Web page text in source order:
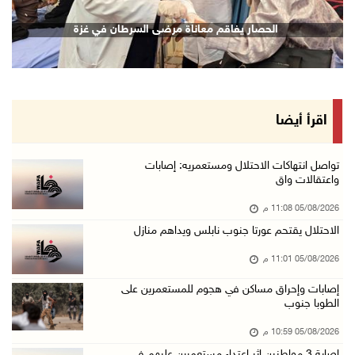
الرئيس يقلد قامات وطنية ومؤسسين في "اتحاد الك ...
05/آب/2026 08:47 م
قوات الاحتلال تنصب حاجزا عسكريا شرق بيت لحم
الرئيس يقلد عائلة القائد الوطني الراحل أحمد ع ...
باسم الرئيس: وزير الداخلية يمنح العميد جيسون ...
الاحتلال يقتحم كفر مالك ودير جرير ومستعمرون ي ...
"التربية" تخرج الفوج الأول من مدربي المعلمين ...
05/آب/2026 06:44 م
الحصار يفاقم معاناة مرضى السرطان في غزة
اقرأ أيضا
تواصل انتهاكات الاحتلال ومستعمريه: إصابات
واعتقالات واق
05/08/2026 11:08 م
الاحتلال يقتحم عورتا جنوب نابلس ويداهم منازل
05/08/2026 11:01 م
إصابات وإحراق مساكن في هجوم للمستعمرين على
الطوبا جنوب
05/08/2026 10:59 م